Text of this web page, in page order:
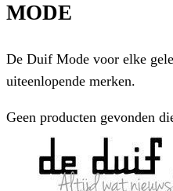
MODE
De Duif Mode voor elke
uiteenlopende merken.
Geen producten gevonden